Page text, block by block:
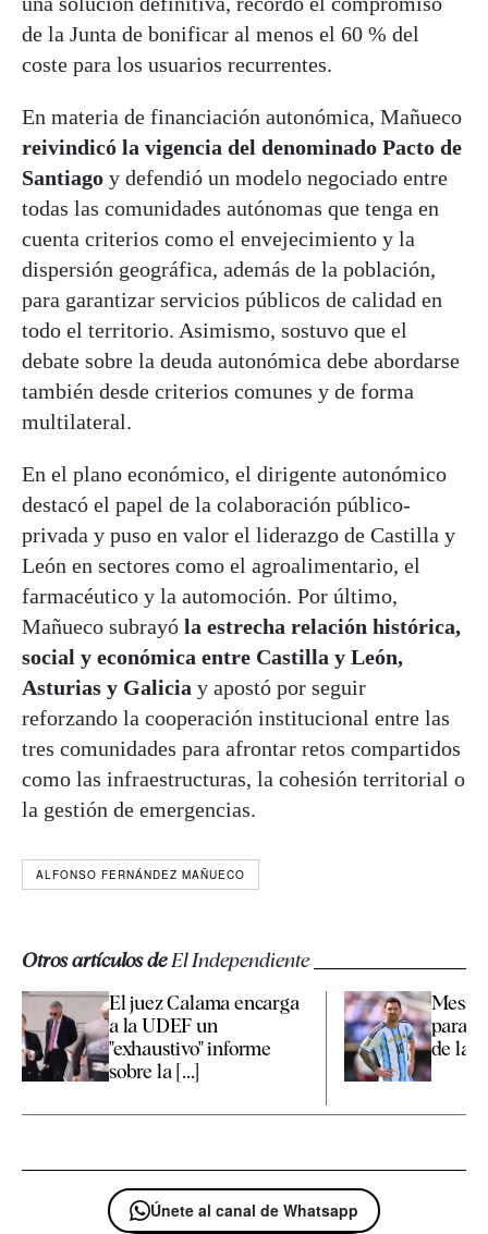
de la Junta de bonificar al menos el 60 % del
coste para los usuarios recurrentes.
En materia de financiación autonómica, Mañueco
reivindicó la vigencia del denominado Pacto de
Santiago y defendió un modelo negociado entre
todas las comunidades autónomas que tenga en
cuenta criterios como el envejecimiento y la
dispersión geográfica, además de la población,
para garantizar servicios públicos de calidad en
todo el territorio. Asimismo, sostuvo que el
debate sobre la deuda autonómica debe abordarse
también desde criterios comunes y de forma
multilateral.
En el plano económico, el dirigente autonómico
destacó el papel de la colaboración público-
privada y puso en valor el liderazgo de Castilla y
León en sectores como el agroalimentario, el
farmacéutico y la automoción. Por último,
Mañueco subrayó la estrecha relación histórica,
social y económica entre Castilla y León,
Asturias y Galicia y apostó por seguir
reforzando la cooperación institucional entre las
tres comunidades para afrontar retos compartidos
como las infraestructuras, la cohesión territorial o
la gestión de emergencias.
ALFONSO FERNÁNDEZ MAÑUECO
Otros artículos deEl Independiente
El juez Calama encarga
a la UDEF un
"exhaustivo" informe
sobre la [...]
Messi
para
de la
Únete al canal de Whatsapp